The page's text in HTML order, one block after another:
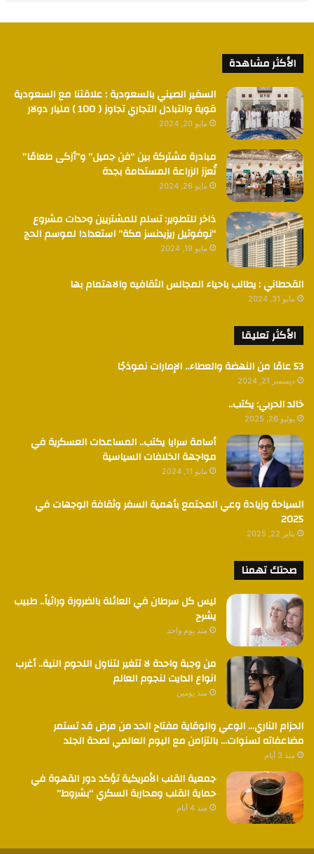
الأكثر مشاهدة
السفير الصيني بالسعودية : علاقتنا مع السعودية
قوية والتبادل التجاري تجاوز ( 100 ) مليار دولار
مايو 20, 2024
مبادرة مشتركة بين “فن جميل” و”أزكى طعامًا”
تُعزز الزراعة المستدامة بجدة
مايو 26, 2024
ذاخر للتطوير: تسلم للمشتريين وحدات مشروع
“نوفوتيل ريزيدنسز مكة” استعدادا لموسم الحج
مايو 19, 2024
القحطاني : يطالب باحياء المجالس الثقافيه والاهتمام بها
مايو 31, 2024
الأكثر تعليقا
53 عامًا من النهضة والعطاء.. الإمارات نموذجًا
ديسمبر 21, 2024
خالد الحربي: يكتب..
يوليو 26, 2025
أسامة سرايا يكتب.. المساعدات العسكرية في
مواجهة الخلافات السياسية
مايو 11, 2024
السياحة وزيادة وعي المجتمع بأهمية السفر وثقافة الوجهات في
2025
يناير 22, 2025
صحتك تهمنا
ليس كل سرطان في العائلة بالضرورة وراثياً.. طبيب
يشرح
منذ يوم واحد
من وجبة واحدة لا تتغير لتناول اللحوم النية.. أغرب
انواع الدايت لنجوم العالم
منذ يومين
الحزام الناري… الوعي والوقاية مفتاح الحد من مرض قد تستمر
مضاعفاته لسنوات… بالتزامن مع اليوم العالمي لصحة الجلد
منذ 3 أيام
جمعية القلب الأمريكية تؤكد دور القهوة في
حماية القلب ومحاربة السكري “بشروط”
منذ 4 أيام